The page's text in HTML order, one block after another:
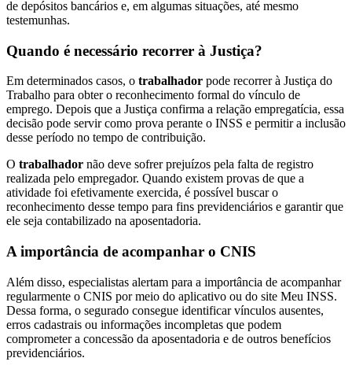
de depósitos bancários e, em algumas situações, até mesmo
testemunhas.
Quando é necessário recorrer à Justiça?
Em determinados casos, o trabalhador pode recorrer à Justiça do
Trabalho para obter o reconhecimento formal do vínculo de
emprego. Depois que a Justiça confirma a relação empregatícia, essa
decisão pode servir como prova perante o INSS e permitir a inclusão
desse período no tempo de contribuição.
O trabalhador não deve sofrer prejuízos pela falta de registro
realizada pelo empregador. Quando existem provas de que a
atividade foi efetivamente exercida, é possível buscar o
reconhecimento desse tempo para fins previdenciários e garantir que
ele seja contabilizado na aposentadoria.
A importância de acompanhar o CNIS
Além disso, especialistas alertam para a importância de acompanhar
regularmente o CNIS por meio do aplicativo ou do site Meu INSS.
Dessa forma, o segurado consegue identificar vínculos ausentes,
erros cadastrais ou informações incompletas que podem
comprometer a concessão da aposentadoria e de outros benefícios
previdenciários.